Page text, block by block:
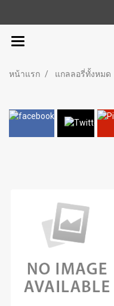
หน้าแรก แกลลอรี่ทั้งหมด